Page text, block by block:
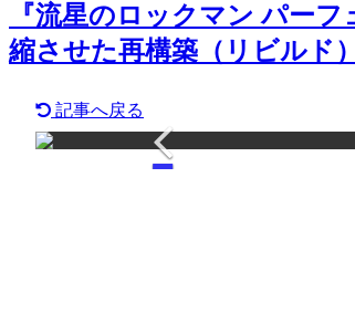
『流星のロックマン パー
縮させた再構築（リビルド
記事へ戻る